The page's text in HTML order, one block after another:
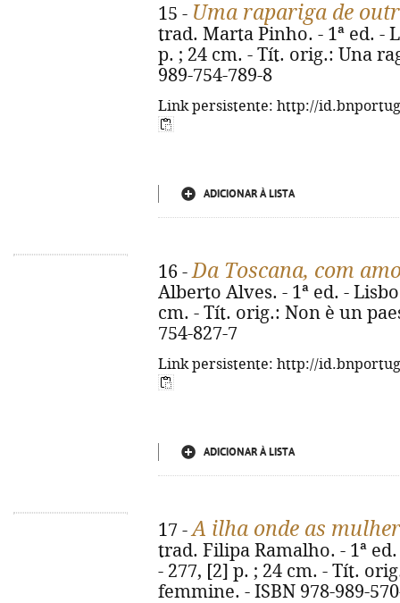
15 - Uma rapariga de
trad. Marta Pinho. - 1ª ed. -
p. ; 24 cm. - Tít. orig.: Una
989-754-789-8
Link persistente: http://
ADICIONAR À LISTA
16 -Da Toscana, com
Alberto Alves. - 1ª ed. -
cm. - Tít. orig.: Non è un
754-827-7
Link persistente: http://
ADICIONAR À LISTA
17 -A ilha onde as
trad. Filipa Ramalho. - 1ª
- 277, [2] p. ; 24 cm. - Tít.
femmine. - ISBN 978-989-